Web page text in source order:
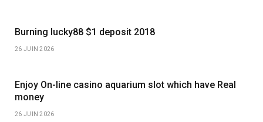
Burning lucky88 $1 deposit 2018
26 JUIN 2026
Enjoy On-line casino aquarium slot which have Real
money
26 JUIN 2026